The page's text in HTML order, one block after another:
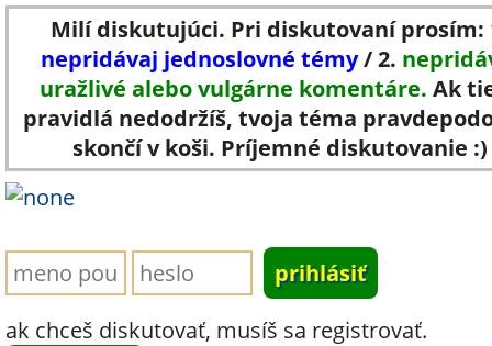
Milí diskutujúci. Pri diskutovaní prosím:
nepridávaj jednoslovné témy/ 2.
uražlivé alebo vulgárne komentáre. Ak
pravidlá nedodržíš, tvoja téma
skončí v koši. Príjemné diskutovanie :)
ak chceš diskutovať, musíš sa registrovať.